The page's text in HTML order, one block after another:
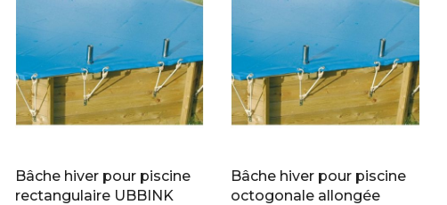
Bâche hiver pour piscine
rectangulaire UBBINK
Bâche hiver pour piscine
octogonale allongée